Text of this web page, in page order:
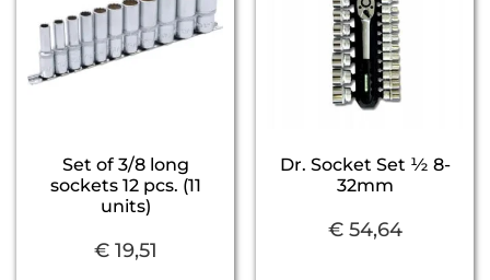
Set of 3/8 long
sockets 12 pcs. (11
units)
€19,51
Dr. Socket Set ½ 8-
32mm
€54,64